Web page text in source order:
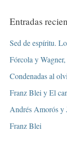
Entradas
Sed de espíritu.
Fórcola y
Condenadas al
Franz Blei y El
Andrés Amorós y
Franz Blei